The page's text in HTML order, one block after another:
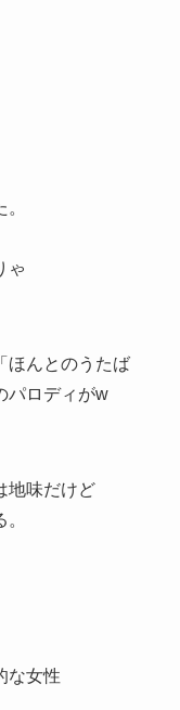
ゃ
ほんとのうたば
パロディがw
地味だけど
な女性